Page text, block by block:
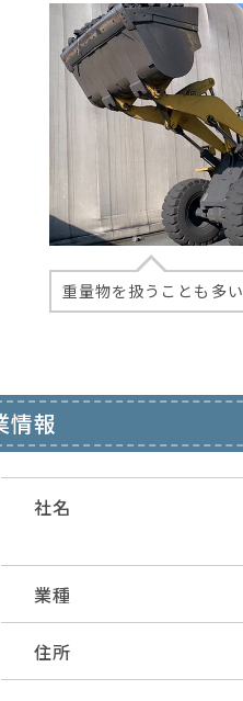
重量物を扱うことも多い
情報
社名
業種
住所